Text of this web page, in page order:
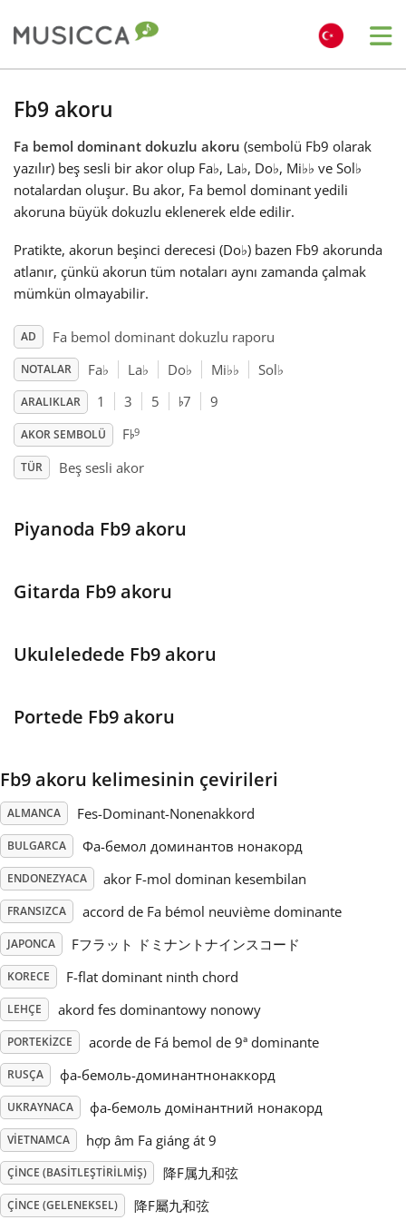
Български
Dansk
Deutsch
Español
Français
Português
Русский
Svenska
Українська
简体中文
繁體中文
Fb9 akoru
Fa bemol dominant dokuzlu akoru (sembolü Fb9 olarak
yazılır) beş sesli bir akor olup Fa♭, La♭, Do♭, Mi♭♭ ve Sol♭
notalardan oluşur. Bu akor, Fa bemol dominant yedili
akoruna büyük dokuzlu eklenerek elde edilir.
Pratikte, akorun beşinci derecesi (Do♭) bazen Fb9 akorunda
atlanır, çünkü akorun tüm notaları aynı zamanda çalmak
mümkün olmayabilir.
AD Fa bemol dominant dokuzlu raporu
NOTALAR Fa♭ La♭ Do♭ Mi♭♭ Sol♭
ARALIKLAR 1 3 5 ♭7 9
AKOR SEMBOLÜ F♭9
TÜR Beş sesli akor
Piyanoda Fb9 akoru
Gitarda Fb9 akoru
Ukuleledede Fb9 akoru
Portede Fb9 akoru
Fb9 akoru kelimesinin çevirileri
ALMANCA Fes-Dominant-Nonenakkord
BULGARCA Фа-бемол доминантов нонакорд
ENDONEZYACA akor F-mol dominan kesembilan
FRANSIZCA accord de Fa bémol neuvième dominante
JAPONCA Fフラット ドミナントナインスコード
KORECE F-flat dominant ninth chord
LEHÇE akord fes dominantowy nonowy
PORTEKIZCE acorde de Fá bemol de 9ª dominante
RUSÇA фа-бемоль-доминантнонаккорд
UKRAYNACA фа-бемоль домінантний нонакорд
VIETNAMCA hợp âm Fa giáng át 9
ÇINCE (BASITLEŞTIRILMIŞ) 降F属九和弦
ÇINCE (GELENEKSEL) 降F屬九和弦